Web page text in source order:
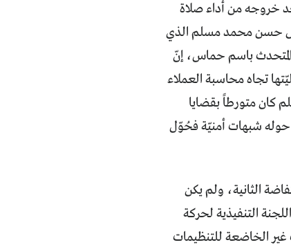
بعد خروجه من أداء صلاة
حسن محمد مسلم الذي
المتحدث باسم حماس، إنّ
تجاه محاسبة العملاء
كان متورطاً بقضايا
2003، وخلال التحقيق، برزت حوله شبهات أمنيّة فحُوّل
الثانية، ولم يكن
الحسيني، عضو اللجنة التنفيذية لحركة
غير الخاضعة للتنظيمات